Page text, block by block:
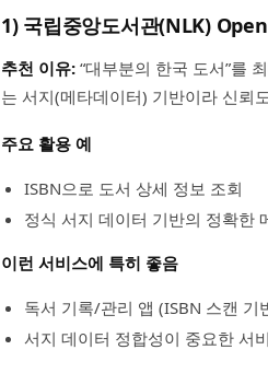
1) 국립중앙도서관(NLK)
추천 이유: “대부분의 한국 도서”를
는 서지(메타데이터) 기반이라 신뢰
주요 활용 예
ISBN으로 도서 상세 정보 조회
정식 서지 데이터 기반의 정확한
이런 서비스에 특히 좋음
독서 기록/관리 앱 (ISBN 스캔 기
서지 데이터 정합성이 중요한 서